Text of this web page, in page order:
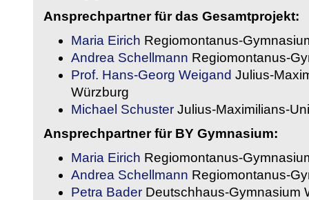
Ansprechpartner für das Gesamtprojekt:
Maria Eirich Regiomontanus-
Andrea Schellmann Regiomontanus-
Prof. Hans-Georg Weigand Julius-
Würzburg
Michael Schuster Julius-Maximilians-
Ansprechpartner für BY Gymnasium:
Maria Eirich Regiomontanus-
Andrea Schellmann Regiomontanus-
Petra Bader Deutschhaus-Gymnasium